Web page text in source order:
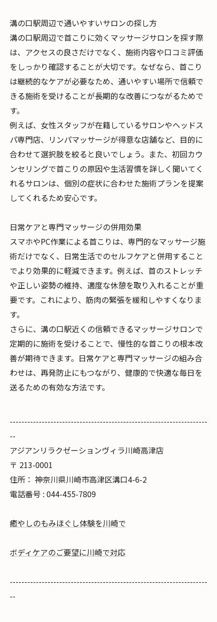
溝の口駅周辺で通いやすいサロンの探し方
溝の口駅周辺で首こりに効くマッサージサロンを探す際
は、アクセスの良さだけでなく、施術内容や口コミ評価
をしっかり確認することが大切です。なぜなら、首こり
は継続的なケアが必要なため、通いやすい場所で信頼で
きる施術を受けることが長期的な改善につながるためで
す。
例えば、女性スタッフが在籍しているサロンやヘッドス
パ専門店、リンパマッサージが得意な店舗など、目的に
合わせて選択肢を絞ると良いでしょう。また、初回カウ
ンセリングで首こりの原因や生活習慣を詳しく聞いてく
れるサロンは、個別の症状に合わせた施術プランを提案
してくれるため安心です。
日常ケアと専門マッサージの併用効果
スマホやPC作業による首こりは、専門的なマッサージ施
術だけでなく、日常生活でのセルフケアと併用すること
でより効果的に軽減できます。例えば、首のストレッチ
や正しい姿勢の維持、適度な休憩を取り入れることが重
要です。これにより、筋肉の緊張を緩和しやすくなりま
す。
さらに、溝の口駅近くの信頼できるマッサージサロンで
定期的に施術を受けることで、慢性的な首こりの根本改
善が期待できます。日常ケアと専門マッサージの組み合
わせは、再発防止にもつながり、健康的で快適な毎日を
送るための有効な方法です。
--------------------------------------------------------------------
--
アジアンリラクゼーションヴィラ川崎高津店
〒 213-0001
住所： 神奈川県川崎市高津区溝口4-6-2
電話番号 : 044-455-7809
癒やしのもみほぐし体験を川崎で
ボディケアのご要望に川崎で対応
--------------------------------------------------------------------
--